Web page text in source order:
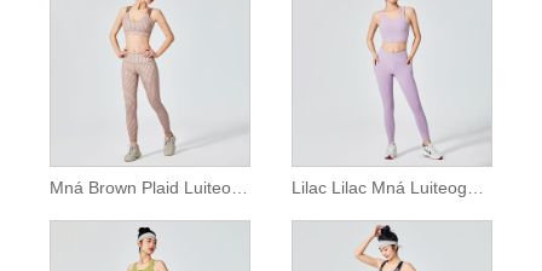
Mná Brown Plaid Luiteoga Spóirt Patrún